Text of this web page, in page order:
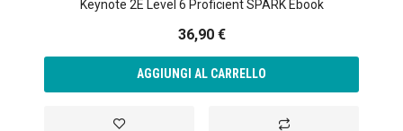
Keynote 2E Level 6 Proficient SPARK Ebook
36,90 €
AGGIUNGI AL CARRELLO
Aggiungi alla lista desideri Aggiungi al confronto